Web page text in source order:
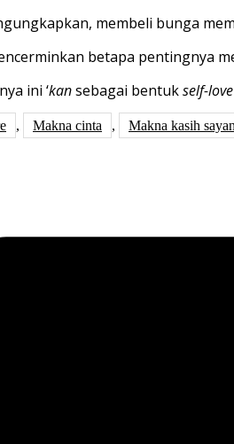
membeli bunga
betapa pentingnya
ini ‘kansebagai bentukself-love
, Makna cinta ,
Makna kasih